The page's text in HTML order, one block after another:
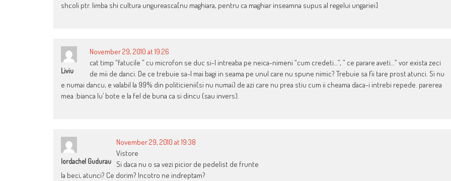
shcoli ptr. limba shi cultura ungureasca[nu maghiara, pentru ca maghiar inseamna supus al regelui ungariei]
Liviu
November 29, 2010 at 19:26
cat timp “fatucile ” cu microfon se duc si-l intreaba pe neica-nimeni “cum credeti…”, ” ce parare aveti…” vor exista zeci
de mii de danci. De ce trebuie sa-l mai bagi in seama pe unul care nu spune nimic? Trebuie sa fii tare prost atunci. Si nu
e numai dancu, e valabil la 99% din politicienii(si nu numai) de azi care nu prea stiu cum ii cheama daca-i intrebi repede. parerea
mea :bianca lu’ bote e la fel de buna ca si dincu (sau invers).
Iordachel Gudurau
November 29, 2010 at 19:38
Vistore
Si daca nu o sa vezi picior de pedelist de frunte
la beci, atunci? Ce dorim? Incotro ne indreptam?